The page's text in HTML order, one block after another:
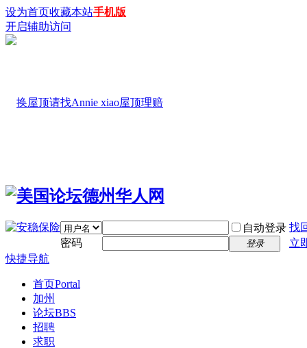
设为首页收藏本站手机版
开启辅助访问
自动登录 找
密码
登录
立
快捷导航
首页Portal
加州
论坛BBS
招聘
求职